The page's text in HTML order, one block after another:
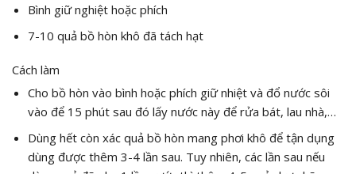
Bình giữ nghiệt hoặc phích
7-10 quả bồ hòn khô đã tách hạt
Cách làm
Cho bồ hòn vào bình hoặc phích giữ nhiệt và đổ nước sôi
vào để 15 phút sau đó lấy nước này để rửa bát, lau nhà,…
Dùng hết còn xác quả bồ hòn mang phơi khô để tận dụng
dùng được thêm 3-4 lần sau. Tuy nhiên, các lần sau nếu